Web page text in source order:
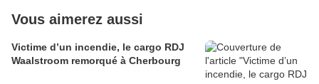
Vous aimerez aussi
Victime d’un incendie, le cargo RDJ
Waalstroom remorqué à Cherbourg